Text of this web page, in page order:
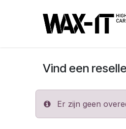
Vind een
Er zijn geen